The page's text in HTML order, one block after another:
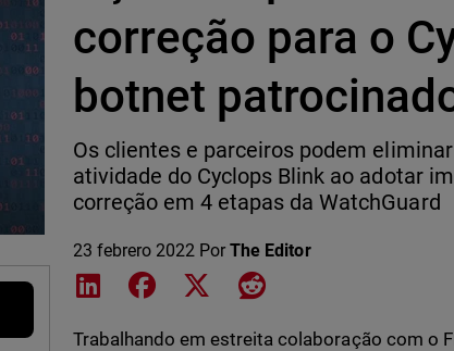
correção para o
botnet
Os clientes e parceiros podem
atividade do Cyclops Blink ao adotar
correção em 4 etapas da WatchGuard
23 febrero 2022 PorThe Editor
Share on LinkedIn
Share on Facebook
Share on XShare on Reddit
Trabalhando em estreita colaboração com o